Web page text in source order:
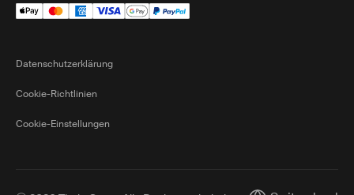
Datenschutzerklärung
Cookie-Richtlinien
Cookie-Einstellungen